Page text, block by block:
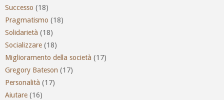
Successo (18)
Pragmatismo (18)
Solidarietà (18)
Socializzare (18)
Miglioramento della società (17)
Gregory Bateson (17)
Personalità (17)
Aiutare (16)